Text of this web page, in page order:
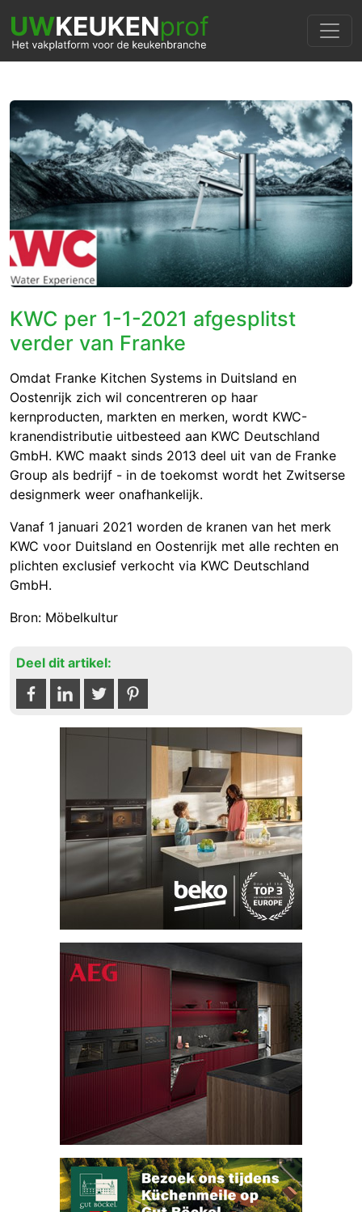
KWC per 1-1-2021 afgesplitst
verder van Franke
Omdat Franke Kitchen Systems in Duitsland en
Oostenrijk zich wil concentreren op haar
kernproducten, markten en merken, wordt KWC-
kranendistributie uitbesteed aan KWC Deutschland
GmbH. KWC maakt sinds 2013 deel uit van de Franke
Group als bedrijf - in de toekomst wordt het Zwitserse
designmerk weer onafhankelijk.
Vanaf 1 januari 2021 worden de kranen van het merk
KWC voor Duitsland en Oostenrijk met alle rechten en
plichten exclusief verkocht via KWC Deutschland
GmbH.
Bron: Möbelkultur
Deel dit artikel: